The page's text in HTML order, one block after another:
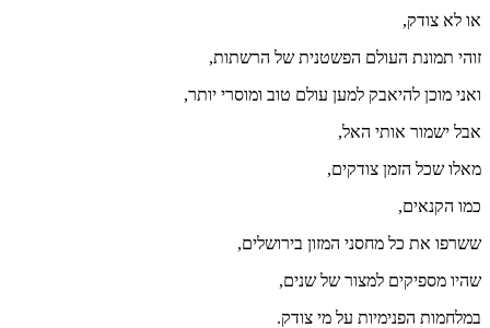
או לא צודק,
זוהי תמונת העולם הפשטנית של הרשתות,
ואני מוכן להיאבק למען עולם טוב ומוסרי יותר,
אבל ישמור אותי האל,
מאלו שכל הזמן צודקים,
כמו הקנאים,
ששרפו את כל מחסני המזון בירושלים,
שהיו מספיקים למצור של שנים,
במלחמות הפנימיות על מי צודק.